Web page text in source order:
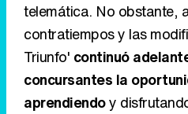
telemática. No obstante,
contratiempos y las
Triunfo' continuó
concursantes la
aprendiendoy